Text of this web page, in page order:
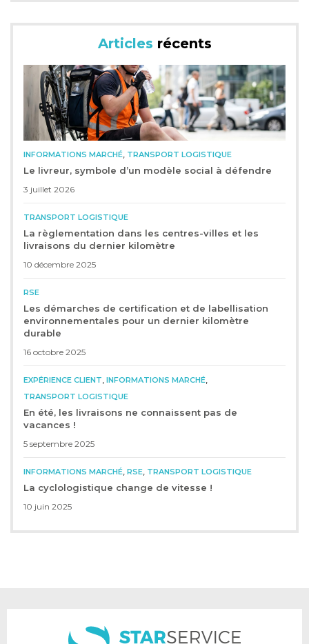
Articles récents
INFORMATIONS MARCHÉ TRANSPORT LOGISTIQUE
Le livreur, symbole d’un modèle social à défendre
3 juillet 2026
TRANSPORT LOGISTIQUE
La règlementation dans les centres-villes et les
livraisons du dernier kilomètre
10 décembre 2025
RSE
Les démarches de certification et de labellisation
environnementales pour un dernier kilomètre
durable
16 octobre 2025
EXPÉRIENCE CLIENT INFORMATIONS MARCHÉ
TRANSPORT LOGISTIQUE
En été, les livraisons ne connaissent pas de
vacances !
5 septembre 2025
INFORMATIONS MARCHÉ RSE TRANSPORT LOGISTIQUE
La cyclologistique change de vitesse !
10 juin 2025